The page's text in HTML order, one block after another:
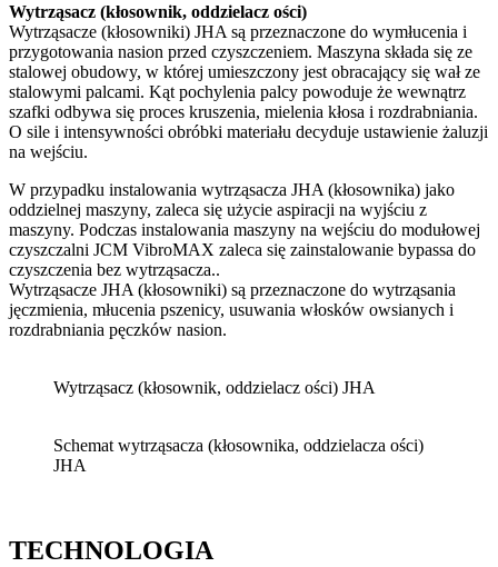
Wytrząsacz (kłosownik, oddzielacz ości)
Wytrząsacze (kłosowniki) JHA są przeznaczone do wymłucenia i
przygotowania nasion przed czyszczeniem. Maszyna składa się ze
stalowej obudowy, w której umieszczony jest obracający się wał ze
stalowymi palcami. Kąt pochylenia palcy powoduje że wewnątrz
szafki odbywa się proces kruszenia, mielenia kłosa i rozdrabniania.
O sile i intensywności obróbki materiału decyduje ustawienie żaluzji
na wejściu.
W przypadku instalowania wytrząsacza JHA (kłosownika) jako
oddzielnej maszyny, zaleca się użycie aspiracji na wyjściu z
maszyny. Podczas instalowania maszyny na wejściu do modułowej
czyszczalni JCM VibroMAX zaleca się zainstalowanie bypassa do
czyszczenia bez wytrząsacza..
Wytrząsacze JHA (kłosowniki) są przeznaczone do wytrząsania
jęczmienia, młucenia pszenicy, usuwania włosków owsianych i
rozdrabniania pęczków nasion.
Wytrząsacz (kłosownik, oddzielacz ości) JHA
Schemat wytrząsacza (kłosownika, oddzielacza ości)
JHA
TECHNOLOGIA